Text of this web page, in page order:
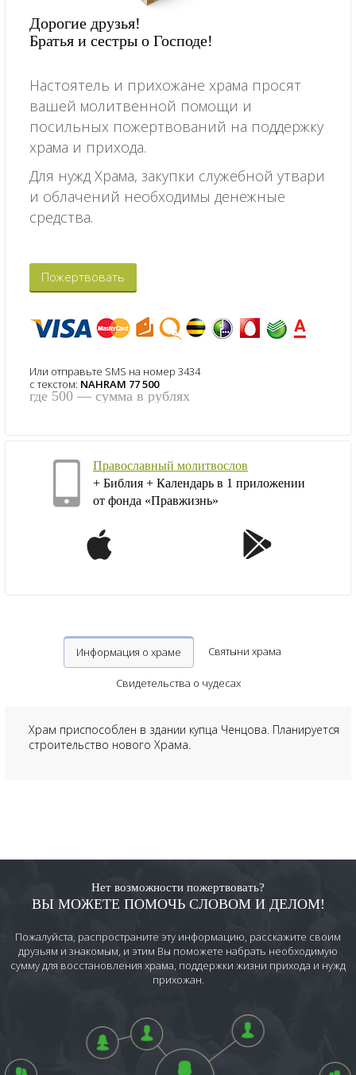
Дорогие друзья!
Братья и сестры о Господе!
Настоятель и прихожане храма просят
вашей молитвенной помощи и
посильных пожертвований на поддержку
храма и прихода.
Для нужд Храма, закупки служебной утвари
и облачений необходимы денежные
средства.
Пожертвовать
Или отправьте SMS на номер 3434
с текстом: NAHRAM 77 500
где 500 — сумма в рублях
Православный молитвослов
+ Библия + Календарь в 1 приложении
от фонда «Правжизнь»
Информация о храме Святыни храма
Свидетельства о чудесах
Храм приспособлен в здании купца Ченцова. Планируется
строительство нового Храма.
Нет возможности пожертвовать?
ВЫ МОЖЕТЕ ПОМОЧЬ СЛОВОМ И ДЕЛОМ!
Пожалуйста, распространите эту информацию, расскажите своим
друзьям и знакомым, и этим Вы поможете набрать необходимую
сумму для восстановления храма, поддержки жизни прихода и нужд
прихожан.